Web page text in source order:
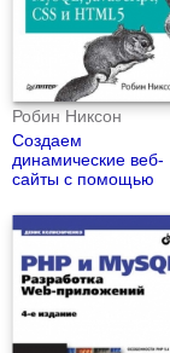
Робин Никсон
Создаем
динамические веб-
сайты с помощью
JavaScript, CSS и
HTML5